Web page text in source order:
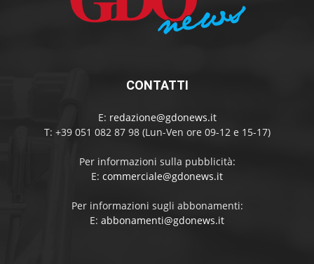
CONTATTI
E: redazione@gdonews.it
T: +39 051 082 87 98 (Lun-Ven ore 09-12 e 15-17)
Per informazioni sulla pubblicità:
E: commerciale@gdonews.it
Per informazioni sugli abbonamenti:
E: abbonamenti@gdonews.it